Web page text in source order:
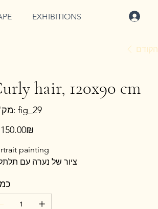
EXHIBITIONS
הקודם
hair, 120x90 cm
מק"ט:
מק"ט
fig_29
fig_29
‏5,150.00 ‏₪
painting
ציור של נערה עם